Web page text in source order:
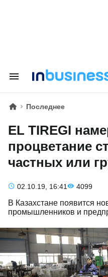
Последнее
EL TIREGI
процветание
частных или
02.10.19, 16:41 4099
В Казахстане появится
промышленников и